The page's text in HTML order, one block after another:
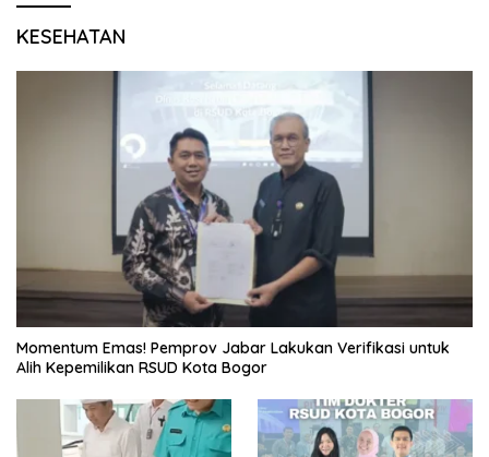
KESEHATAN
Momentum Emas! Pemprov Jabar Lakukan Verifikasi untuk
Alih Kepemilikan RSUD Kota Bogor